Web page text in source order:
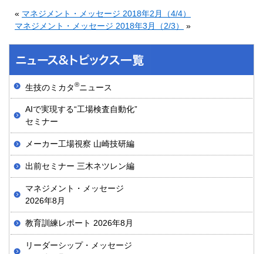
« マネジメント・メッセージ 2018年2月（4/4）
マネジメント・メッセージ 2018年3月（2/3）
»
生技のミカタ®ニュース
AIで実現する“工場検査自動化”
セミナー
メーカー工場視察 山崎技研編
出前セミナー 三木ネツレン編
マネジメント・メッセージ
2026年8月
教育訓練レポート 2026年8月
リーダーシップ・メッセージ